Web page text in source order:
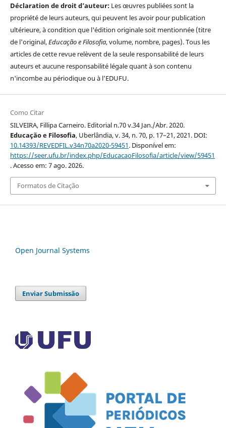
Déclaration de droit d’auteur: Les œuvres publiées sont la
propriété de leurs auteurs, qui peuvent les avoir pour publication
ultérieure, à condition que l'édition originale soit mentionnée (titre
de l'original,Educação e Filosofia, volume, nombre, pages). Tous les
articles de cette revue relèvent de la seule responsabilité de leurs
auteurs et aucune responsabilité légale quant à son contenu
n'incombe au périodique ou à l’EDUFU.
Como Citar
SILVEIRA, Fillipa Carneiro. Editorial n.70 v.34 Jan./Abr. 2020.
Educação e Filosofia, Uberlândia, v. 34, n. 70, p. 17–21, 2021. DOI:
10.14393/REVEDFIL.v34n70a2020-59451. Disponível em:
https://seer.ufu.br/index.php/EducacaoFilosofia/article/view/59451
. Acesso em: 7 ago. 2026.
Formatos de Citação
Open Journal Systems
Enviar Submissão